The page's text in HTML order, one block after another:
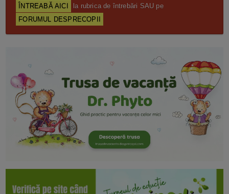
ÎNTREABĂ AICI
la rubrica de întrebări SAU pe
FORUMUL DESPRECOPII